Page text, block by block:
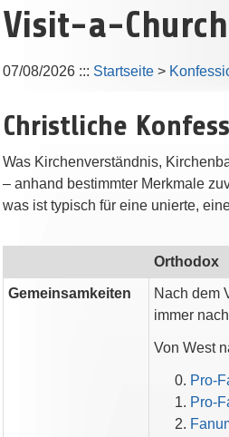
Visit-a-Church
07/08/2026 ::: Startseite >
Christliche
Was Kirchenverständnis,
– anhand bestimmter Merkmale
was ist typisch für eine unierte,
Orthodox
Gemeinsamkeiten
Nach dem
immer
Von West
Pro-
Pro-